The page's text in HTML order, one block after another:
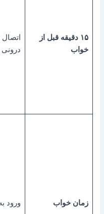
۱۵ دقیقه قبل از
خواب
درونی
زمان خواب ورود